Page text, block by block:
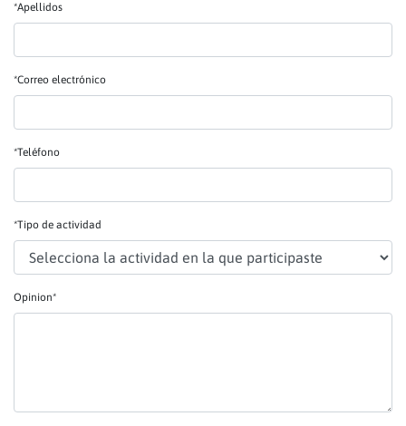
*Apellidos
*Correo electrónico
*Teléfono
*Tipo de actividad
Opinion*